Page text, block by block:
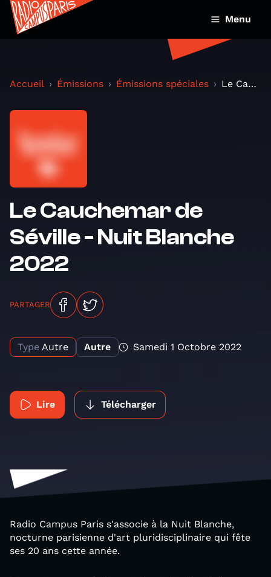
Menu
Accueil Émissions Émissions spéciales Le Cauchemar de Séville - Nuit Blanche 2022
Le Cauchemar de
Séville - Nuit Blanche
2022
PARTAGER
Type Autre Autre Samedi 1 Octobre 2022
Lire Télécharger
Radio Campus Paris s'associe à la Nuit Blanche,
nocturne parisienne d'art pluridisciplinaire qui fête
ses 20 ans cette année.